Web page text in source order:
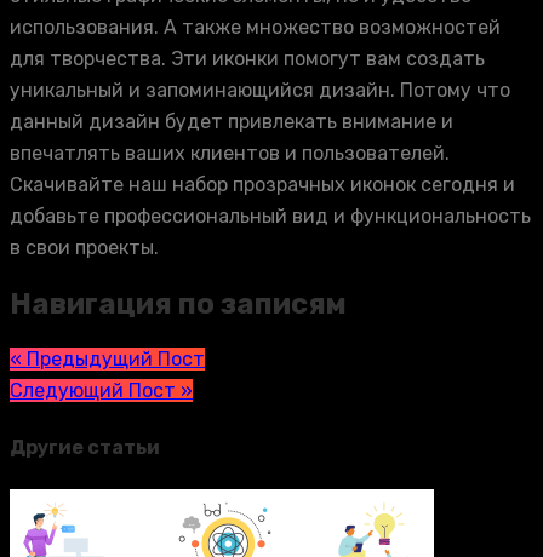
использования. А также множество возможностей
для творчества. Эти иконки помогут вам создать
уникальный и запоминающийся дизайн. Потому что
данный дизайн будет привлекать внимание и
впечатлять ваших клиентов и пользователей.
Скачивайте наш набор прозрачных иконок сегодня и
добавьте профессиональный вид и функциональность
в свои проекты.
Навигация по записям
« Предыдущий Пост
Следующий Пост »
Другие статьи